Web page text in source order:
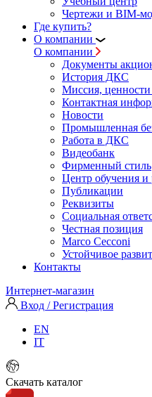
Чертежи и BIM-
Где купить?
О компании
О компании
Документы
История ДКС
Миссия,
Контактная
Новости
Промышленная
Работа в ДКС
Видеобанк
Фирменный стиль
Центр обучения и
Публикации
Реквизиты
Социальная
Честная позиция
Marco Cecconi
Устойчивое
Контакты
Интернет-магазин
Вход / Регистрация
EN
IT
Скачать каталог